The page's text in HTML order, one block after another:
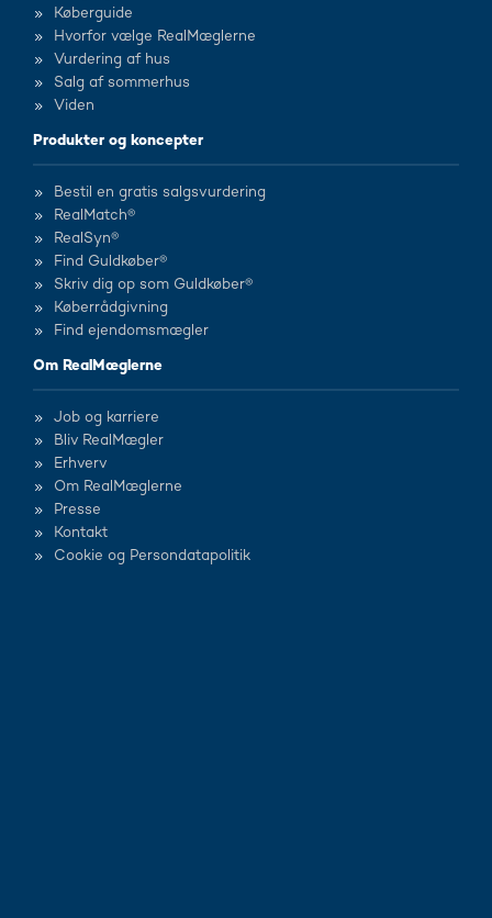
Køberguide
Hvorfor vælge RealMæglerne
Vurdering af hus
Salg af sommerhus
Viden
Produkter og koncepter
Bestil en gratis salgsvurdering
RealMatch®
RealSyn®
Find Guldkøber®
Skriv dig op som Guldkøber®
Køberrådgivning
Find ejendomsmægler
Om RealMæglerne
Job og karriere
Bliv RealMægler
Erhverv
Om RealMæglerne
Presse
Kontakt
Cookie og Persondatapolitik